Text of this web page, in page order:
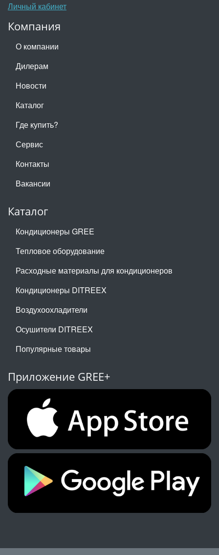
Личный кабинет
Компания
О компании
Дилерам
Новости
Каталог
Где купить?
Сервис
Контакты
Вакансии
Каталог
Кондиционеры GREE
Тепловое оборудование
Расходные материалы для кондиционеров
Кондиционеры DITREEX
Воздухоохладители
Осушители DITREEX
Популярные товары
Приложение GREE+